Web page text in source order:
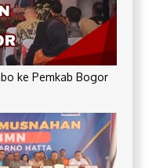
ke Pemkab Bogor